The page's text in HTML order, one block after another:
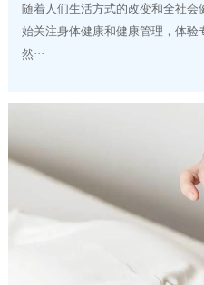
随着人们生活方式的改变和全社
始关注身体健康和健康管理，体验
然···